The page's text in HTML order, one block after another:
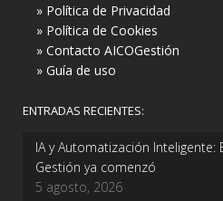
» Política de Privacidad
» Política de Cookies
» Contacto AICOGestión
» Guía de uso
ENTRADAS RECIENTES:
IA y Automatización
Gestión ya comenzó
5 agosto, 2026